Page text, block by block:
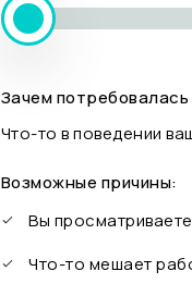
Зачем
Что-то в поведении
Возможные причины:
Вы
Что-то мешает